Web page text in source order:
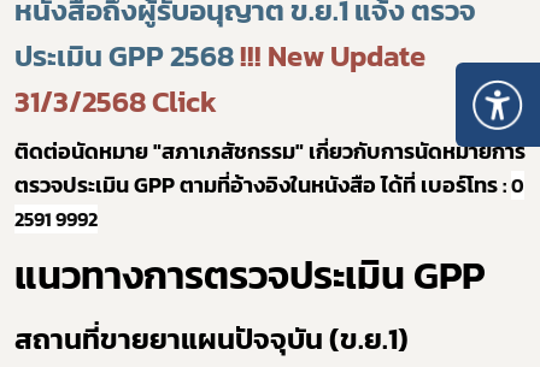
หนังสือถึงผู้รับอนุญาต ข.ย.1 แจ้ง ตรวจ
ประเมิน GPP 2568!!! New Update
31/3/2568Click
ติดต่อนัดหมาย "สภาเภสัชกรรม" เกี่ยวกับการนัดหมายการ
ตรวจประเมิน GPP ตามที่อ้างอิงในหนังสือ ได้ที่ เบอร์โทร :0
2591 9992
แนวทางการตรวจประเมิน GPP
สถานที่ขายยาแผนปัจจุบัน (ข.ย.1)